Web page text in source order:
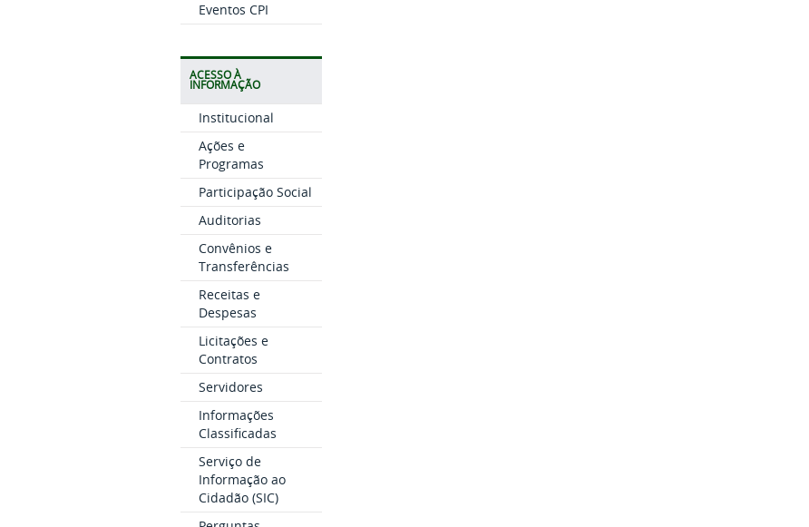
Eventos CPI
ACESSO À
INFORMAÇÃO
Institucional
Ações e
Programas
Participação Social
Auditorias
Convênios e
Transferências
Receitas e
Despesas
Licitações e
Contratos
Servidores
Informações
Classificadas
Serviço de
Informação ao
Cidadão (SIC)